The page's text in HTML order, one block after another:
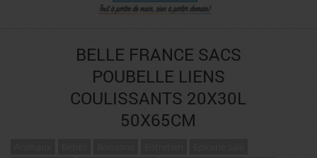
BELLE FRANCE SACS
POUBELLE LIENS
COULISSANTS 20X30L
50X65CM